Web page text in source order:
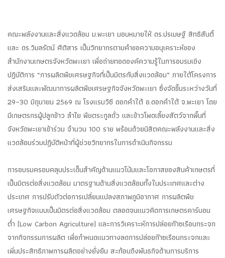
คณะพลังงานและสิ่งแวดล้อม ม.พะเยา มอบหมายให้ ดร.ปรเมษฐ์ สิทธิสันติ์
และ ดร.วิมลรัตน์ ศีติสาร เป็นวิทยากรตามคำขอความอนุเคราะห์ของ
สำนักงานเกษตรจังหวัดพะเยา เพื่อถ่ายทอดองค์ความรู้ในการอบรมเชิง
ปฏิบัติการ “การผลิตพืชเศรษฐกิจที่เป็นมิตรกับสิ่งแวดล้อม” ภายใต้โครงการ
ส่งเสริมและพัฒนาการผลิตพืชเศรษฐกิจจังหวัดพะเยา ซึ่งจัดขึ้นระหว่างวันที่
29–30 มิถุนายน 2569 ณ โรงแรมวีซี ดอกคำใต้ อ.ดอกคำใต้ จ.พะเยา โดย
มีเกษตรกรผู้ปลูกข้าว ลำไย พืชตระกูลถั่ว และข้าวโพดเลี้ยงสัตว์จากพื้นที่
จังหวัดพะเยาเข้าร่วม จำนวน 100 ราย พร้อมด้วยนิสิตคณะพลังงานและสิ่ง
แวดล้อมร่วมปฏิบัติหน้าที่ผู้ช่วยวิทยากรในการดำเนินกิจกรรม
การอบรมครอบคลุมประเด็นสำคัญด้านแนวโน้มและโอกาสของสินค้าเกษตรที่
เป็นมิตรต่อสิ่งแวดล้อม มาตรฐานด้านสิ่งแวดล้อมทั้งในประเทศและต่าง
ประเทศ การปรับตัวต่อการเปลี่ยนแปลงสภาพภูมิอากาศ การผลิตพืช
เศรษฐกิจแบบเป็นมิตรต่อสิ่งแวดล้อม ตลอดจนแนวคิดการเกษตรคาร์บอน
ต่ำ (Low Carbon Agriculture) และการวิเคราะห์การปล่อยก๊าซเรือนกระจก
จากกิจกรรมการผลิต เพื่อกำหนดแนวทางลดการปล่อยก๊าซเรือนกระจกและ
เพิ่มประสิทธิภาพการผลิตอย่างยั่งยืน สะท้อนถึงพันธกิจด้านการบริการ